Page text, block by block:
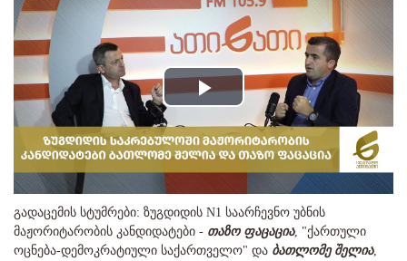
Play
Video
გადაცემის სტუმრები: ზუგდიდის N1 საარჩევნო უბნის
მაჟორიტარობის კანდიდატები - თაზო ფაცაცია, "ქართული
ოცნება-დემოკრატიული საქართველო" და ბათლომე შელია,